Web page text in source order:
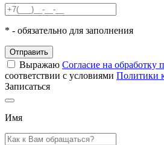
* - обязательно для заполнения
Отправить
Выражаю Согласие на обработку
соответствии с условиями Политики
Записаться
Имя